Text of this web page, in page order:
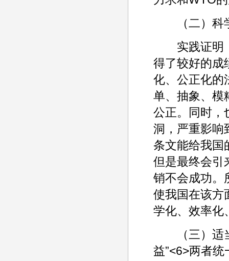
（二）科学
实践证明，
得了较好的成
化、公正化的
单、抽象、模
公正。同时，
洞，严重影响
条文能给我国
但是最终会引
销不会成功。
使我国在该方
学化、效率化
（三）适当
益”<6>两者